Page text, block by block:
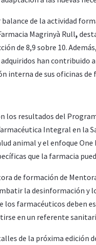
de la actividad
Magrinyà Rull,
de 8,9 sobre 10.
han contribuido
interna de sus oficinas de
los resultados del
Integral en la
animal y el enfoque
que la farmacia
de formación de
la desinformación y
los farmacéuticos
en un referente
de la próxima edición